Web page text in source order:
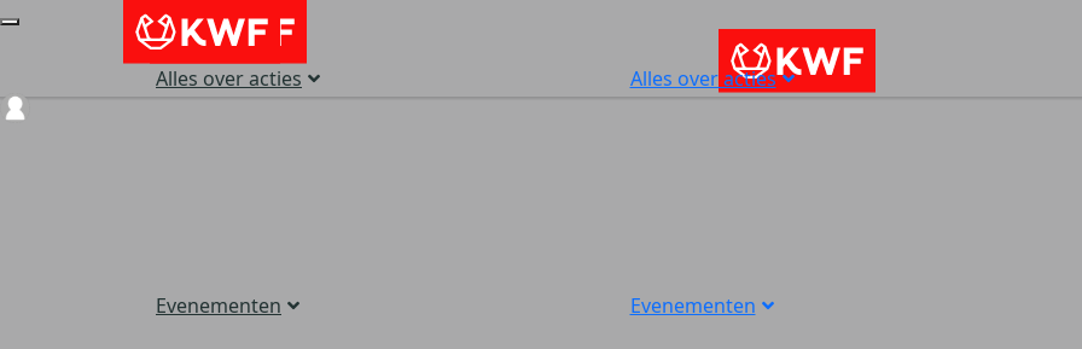
Alles over acties
Evenementen
Alles over acties
Evenementen